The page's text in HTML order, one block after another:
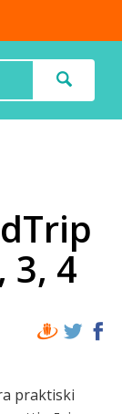
3, 4
praktiski